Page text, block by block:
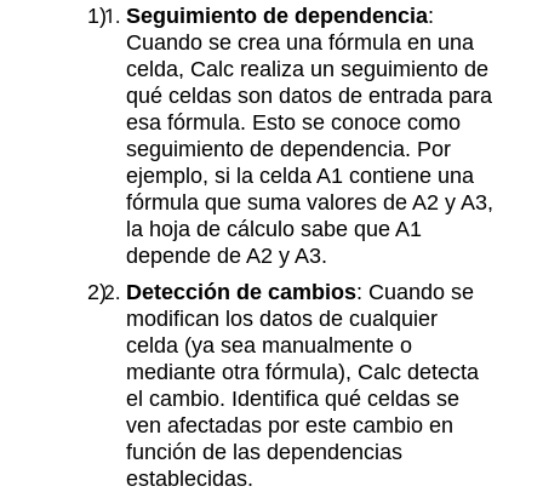
Seguimiento de dependencia:
Cuando se crea una fórmula en una
celda, Calc realiza un seguimiento de
qué celdas son datos de entrada para
esa fórmula. Esto se conoce como
seguimiento de dependencia. Por
ejemplo, si la celda A1 contiene una
fórmula que suma valores de A2 y A3,
la hoja de cálculo sabe que A1
depende de A2 y A3.
Detección de cambios: Cuando se
modifican los datos de cualquier
celda (ya sea manualmente o
mediante otra fórmula), Calc detecta
el cambio. Identifica qué celdas se
ven afectadas por este cambio en
función de las dependencias
establecidas.